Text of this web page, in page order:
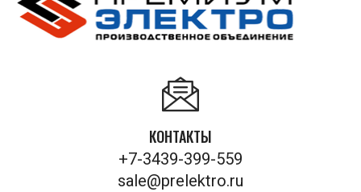
КОНТАКТЫ
+7-3439-399-559
sale@prelektro.ru